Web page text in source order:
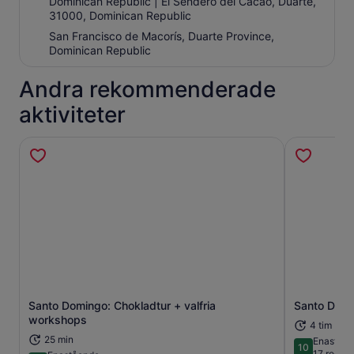
31000, Dominican Republic
San Francisco de Macorís, Duarte Province,
Dominican Republic
Andra rekommenderade
aktiviteter
Santo Domingo: Chokladtur + valfria
workshops
25 min
Öppnas i ny flik Santo
4 tim
10